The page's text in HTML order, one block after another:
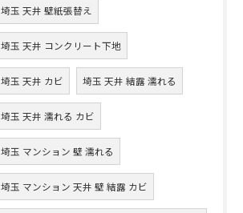
埼玉 天井 壁紙張替え
埼玉 天井 コンクリート下地
埼玉 天井 カビ 埼玉 天井 結露 濡れる
埼玉 天井 濡れる カビ
埼玉 マンション 壁 濡れる
埼玉 マンション 天井 壁 結露 カビ